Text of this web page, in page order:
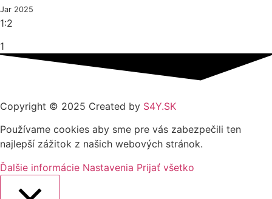
Jar 2025
1:2
1
Copyright © 2025 Created by S4Y.SK
Používame cookies aby sme pre vás zabezpečili ten
najlepší zážitok z našich webových stránok.
Ďalšie informácie Nastavenia Prijať všetko